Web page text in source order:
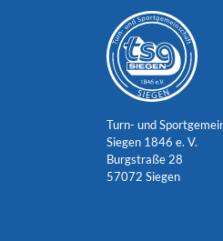
Turn- und
Siegen 1846 e. V.
Burgstraße 28
57072 Siegen